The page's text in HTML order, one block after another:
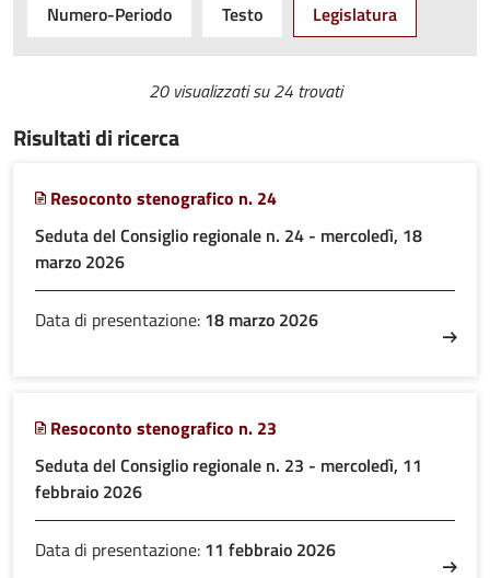
Numero-Periodo Testo Legislatura
20 visualizzati su24 trovati
Risultati di ricerca
Resoconto stenografico n. 24
Seduta del Consiglio regionale n. 24 - mercoledì, 18
marzo 2026
Data di presentazione: 18 marzo 2026
Resoconto stenografico n. 23
Seduta del Consiglio regionale n. 23 - mercoledì, 11
febbraio 2026
Data di presentazione: 11 febbraio 2026